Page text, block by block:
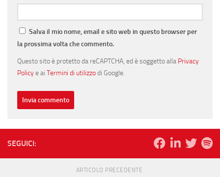
Salva il mio nome, email e sito web in questo browser per
la prossima volta che commento.
Questo sito è protetto da reCAPTCHA, ed è soggetto alla Privacy
Policye ai Termini di utilizzodi Google.
SEGUICI:
ARTICOLO PRECEDENTE